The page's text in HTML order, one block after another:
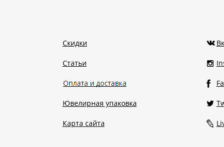
Скидки
Статьи
Ювелирная упаковка
Карта сайта